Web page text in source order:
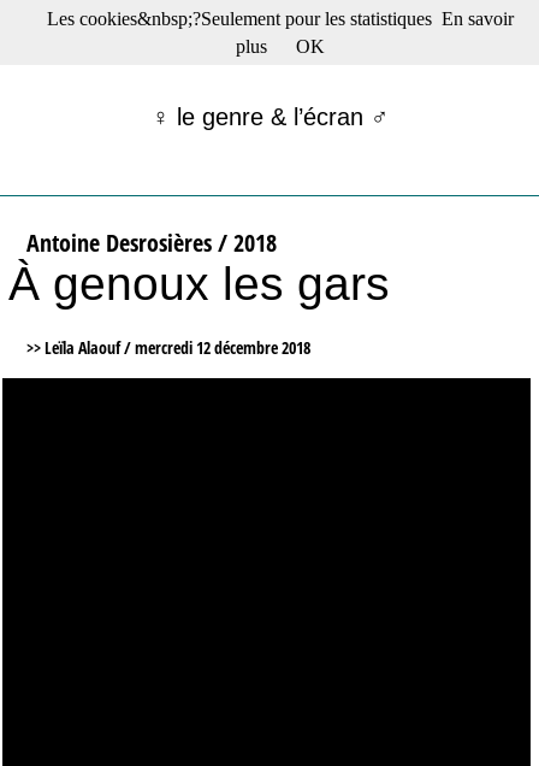
☰ Menu
Films récents
Tribunes
Bloc-notes
Archives
S’abonner à la Lettre !
♀ le genre & l’écran ♂
Antoine Desrosières / 2018
À genoux les gars
>> Leïla Alaouf /mercredi 12 décembre 2018
Les cookies&nbsp;?Seulement pour les statistiques En savoir
plus
OK